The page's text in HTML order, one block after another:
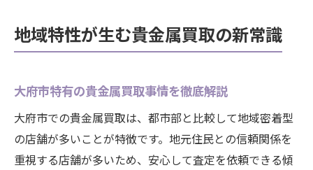
地域特性が生む貴金属買取の新常識
大府市特有の貴金属買取事情を徹底解説
大府市での貴金属買取は、都市部と比較して地域密着型
の店舗が多いことが特徴です。地元住民との信頼関係を
重視する店舗が多いため、安心して査定を依頼できる傾